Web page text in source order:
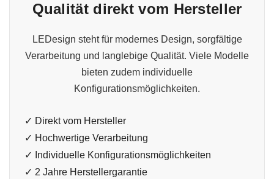
Qualität direkt vom Hersteller
LEDesign steht für modernes Design, sorgfältige
Verarbeitung und langlebige Qualität. Viele Modelle
bieten zudem individuelle
Konfigurationsmöglichkeiten.
✓ Direkt vom Hersteller
✓ Hochwertige Verarbeitung
✓ Individuelle Konfigurationsmöglichkeiten
✓ 2 Jahre Herstellergarantie